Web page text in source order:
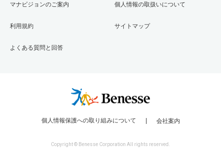
マナビジョンのご案内
利用規約
よくある質問と回答
個人情報の取扱いについて
サイトマップ
個人情報保護への取り組みについて 会社案内
Copyright © Benesse Corporation All rights reserved.